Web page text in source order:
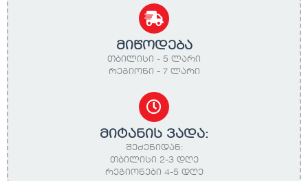
მიწოდება
თბილისი - 5 ლარი
რეგიონი - 7 ლარი
მიტანის ვადა:
შეძენიდან:
თბილისი 2-3 დღე
რეგიონები 4-5 დღე